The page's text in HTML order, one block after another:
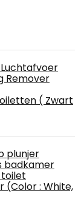
Remover
( Zwart
plunjer
badkamer
(Color : White,